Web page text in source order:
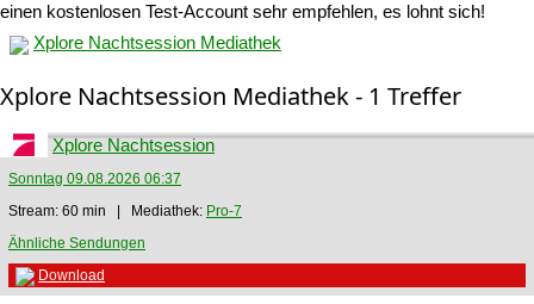
einen kostenlosen Test-Account sehr empfehlen, es lohnt sich!
Xplore Nachtsession Mediathek
Xplore Nachtsession Mediathek - 1 Treffer
Xplore Nachtsession
Sonntag 09.08.2026 06:37
Stream: 60 min | Mediathek: Pro-7
Ähnliche Sendungen
Download